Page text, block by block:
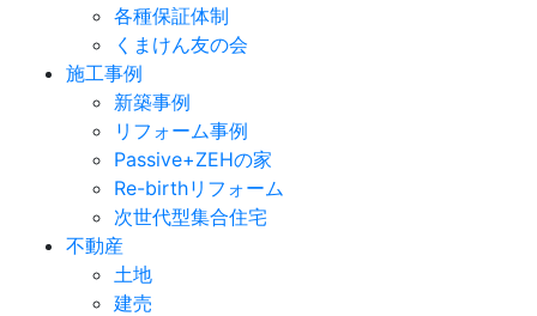
各種保証体制
くまけん友の会
施工事例
新築事例
リフォーム事例
Passive+ZEHの家
Re-birthリフォーム
次世代型集合住宅
不動産
土地
建売